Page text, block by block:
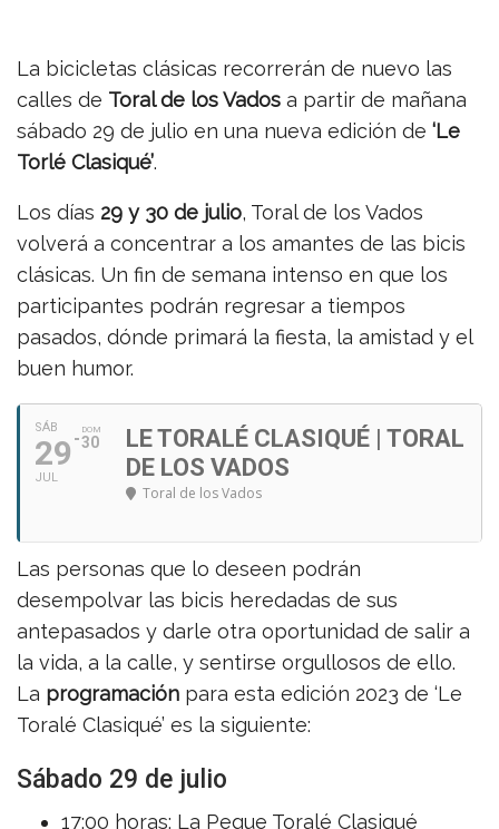
La bicicletas clásicas recorrerán de nuevo las
calles de Toral de los Vados a partir de mañana
sábado 29 de julio en una nueva edición de ‘Le
Torlé Clasiqué’.
Los días 29 y 30 de julio, Toral de los Vados
volverá a concentrar a los amantes de las bicis
clásicas. Un fin de semana intenso en que los
participantes podrán regresar a tiempos
pasados, dónde primará la fiesta, la amistad y el
buen humor.
SÁB
29
JUL
DOM
30
LE TORALÉ CLASIQUÉ | TORAL
DE LOS VADOS
Toral de los Vados
Las personas que lo deseen podrán
desempolvar las bicis heredadas de sus
antepasados y darle otra oportunidad de salir a
la vida, a la calle, y sentirse orgullosos de ello.
La programación para esta edición 2023 de ‘Le
Toralé Clasiqué’ es la siguiente:
Sábado 29 de julio
17:00 horas: La Peque Toralé Clasiqué